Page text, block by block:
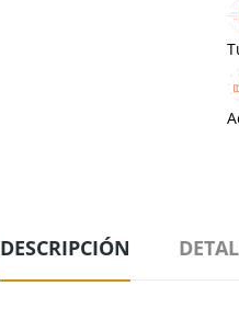
DESCRIPCIÓN